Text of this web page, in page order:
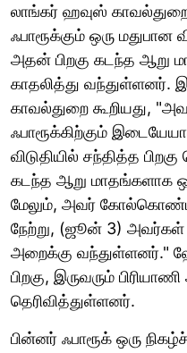
லாங்கர் ஹவுஸ்
ஃபாரூக்கும் ஒரு மதுபான
அதன் பிறகு கடந்த ஆறு
காதலித்து வந்துள்ளனர்.
காவல்துறை கூறியது,
ஃபாரூக்கிற்கும்
விடுதியில் சந்தித்த
கடந்த ஆறு மாதங்களாக
மேலும், அவர் கோல்கொண்டா
நேற்று, (ஜூன் 3)
அறைக்கு வந்துள்ளனர்."
பிறகு, இருவரும்
தெரிவித்துள்ளனர்.
பின்னர் ஃபாரூக் ஒரு